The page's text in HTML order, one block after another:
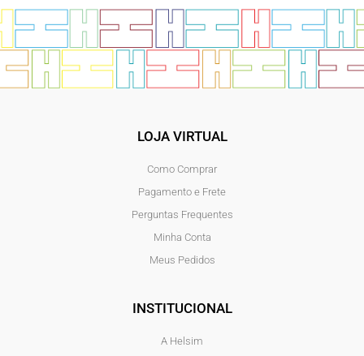
LOJA VIRTUAL
Como Comprar
Pagamento e Frete
Perguntas Frequentes
Minha Conta
Meus Pedidos
INSTITUCIONAL
A Helsim